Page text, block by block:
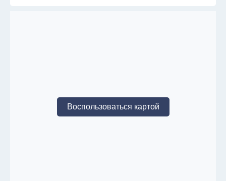
Гусарова, 12Г
+7 (902) 924-12-46
Воспользоваться картой